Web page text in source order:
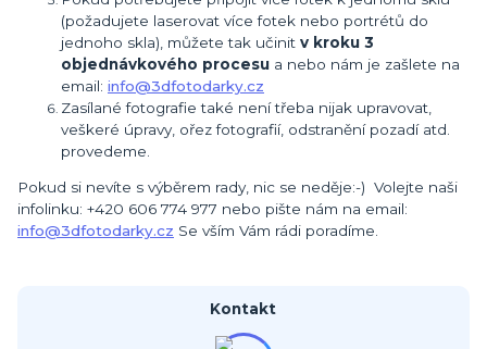
(požadujete laserovat více fotek nebo portrétů do
jednoho skla), můžete tak učinit v kroku 3
objednávkového procesu a nebo nám je zašlete na
email: info@3dfotodarky.cz
Zasílané fotografie také není třeba nijak upravovat,
veškeré úpravy, ořez fotografií, odstranění pozadí atd.
provedeme.
Pokud si nevíte s výběrem rady, nic se neděje:-) Volejte naši
infolinku: +420 606 774 977 nebo pište nám na email:
info@3dfotodarky.cz Se vším Vám rádi poradíme.
Kontakt